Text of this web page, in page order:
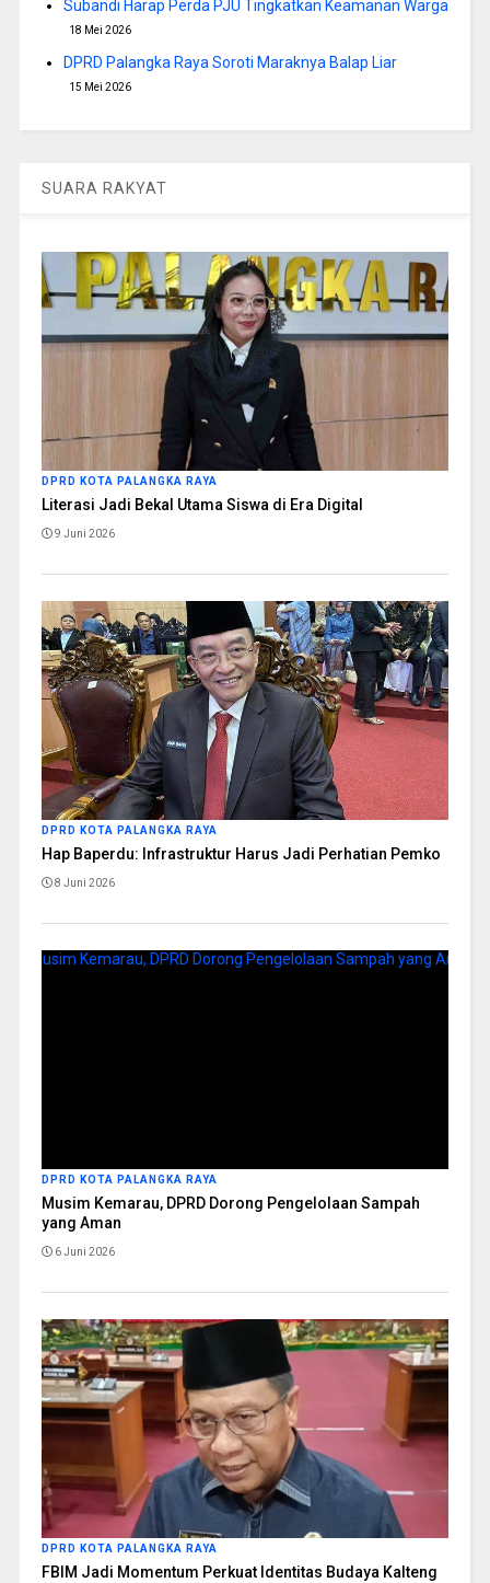
Subandi Harap Perda PJU Tingkatkan Keamanan Warga
18 Mei 2026
DPRD Palangka Raya Soroti Maraknya Balap Liar
15 Mei 2026
SUARA RAKYAT
DPRD KOTA PALANGKA RAYA
Literasi Jadi Bekal Utama Siswa di Era Digital
9 Juni 2026
DPRD KOTA PALANGKA RAYA
Hap Baperdu: Infrastruktur Harus Jadi Perhatian Pemko
8 Juni 2026
DPRD KOTA PALANGKA RAYA
Musim Kemarau, DPRD Dorong Pengelolaan Sampah
yang Aman
6 Juni 2026
DPRD KOTA PALANGKA RAYA
FBIM Jadi Momentum Perkuat Identitas Budaya Kalteng